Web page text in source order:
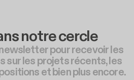
notre cercle
pour recevoir les
sur les projets récents, les
et bien plus encore.